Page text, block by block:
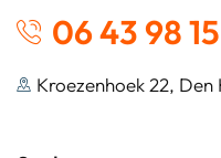
06 43 98
Kroezenhoek 22, Den